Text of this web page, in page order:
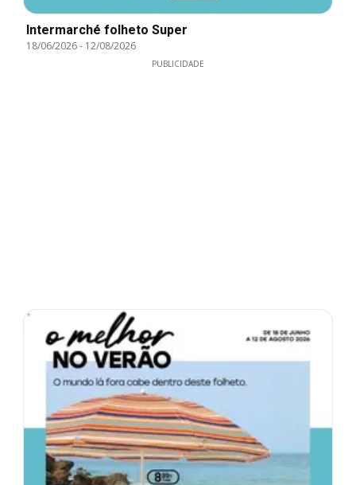
Intermarché folheto Super
18/06/2026- 12/08/2026
PUBLICIDADE